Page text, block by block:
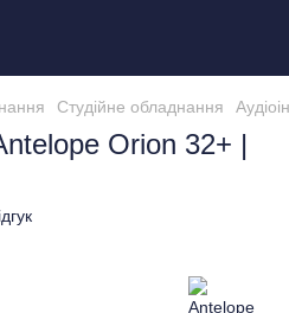
Студійне обладнання
Orion 32+ |